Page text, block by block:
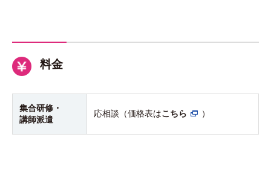
料金
集合研修・
講師派遣
応相談（価格表はこちら ）